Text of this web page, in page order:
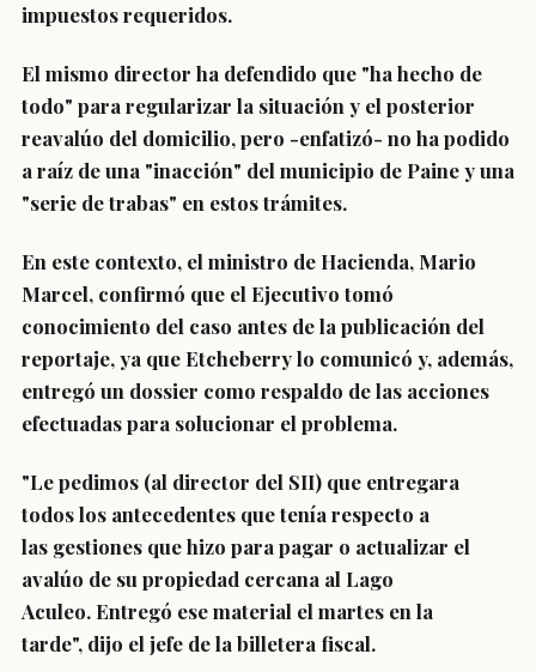
impuestos requeridos.
El mismo director ha defendido que "ha hecho de
todo" para regularizar la situación y el posterior
reavalúo del domicilio, pero -enfatizó- no ha podido
a raíz deuna "inacción" del municipio de Paineyuna
"serie de trabas" en estos trámites.
En este contexto, el ministro de Hacienda, Mario
Marcel, confirmó que el Ejecutivo tomó
conocimiento del caso antes de la publicación del
reportaje,ya que Etcheberry lo comunicó y, además,
entregó un dossier como respaldo de las acciones
efectuadas para solucionar el problema.
"Le pedimos (al director del SII) que entregara
todos los antecedentes que tenía respecto a
las gestiones que hizo para pagar o actualizar el
avalúo de su propiedad cercana al Lago
Aculeo. Entregó ese material el martes en la
tarde", dijo el jefe de la billetera fiscal.